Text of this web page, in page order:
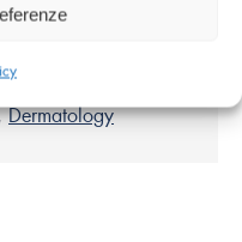
Dermatology